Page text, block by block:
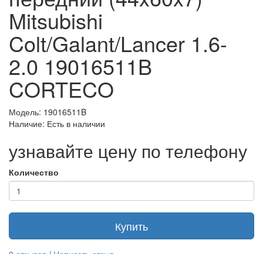
Mitsubishi
Colt/Galant/Lancer 1.6-
2.0 19016511B
CORTECO
Модель: 19016511B
Наличие: Есть в наличии
узнавайте цену по телефону
Количество
Купить